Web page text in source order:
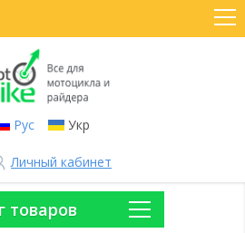
Рус Укр
Личный кабинет
товаров